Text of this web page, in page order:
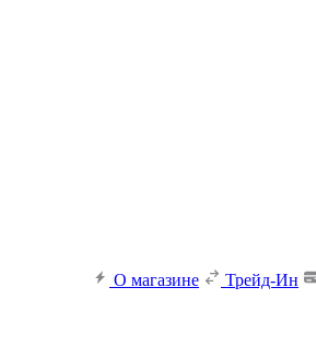
О магазине Трейд-Ин